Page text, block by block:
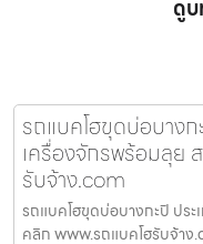
ดู
รถแบคโฮขุดบ่อบาง
เครื่องจักรพร้อมลุย
รับจ้าง.com
รถแบคโฮขุดบ่อบางกะปิ ปร
คลิก www.รถแบคโฮรับจ้าง